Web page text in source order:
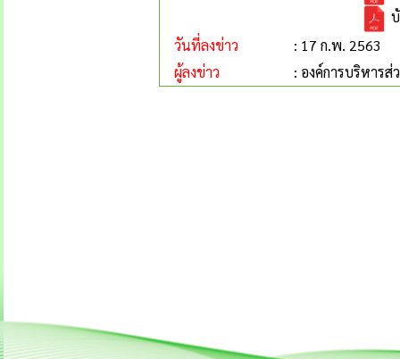
วันที่ลงข่าว
: 17 ก.พ. 2563
ผู้ลงข่าว
: องค์การบริหาร